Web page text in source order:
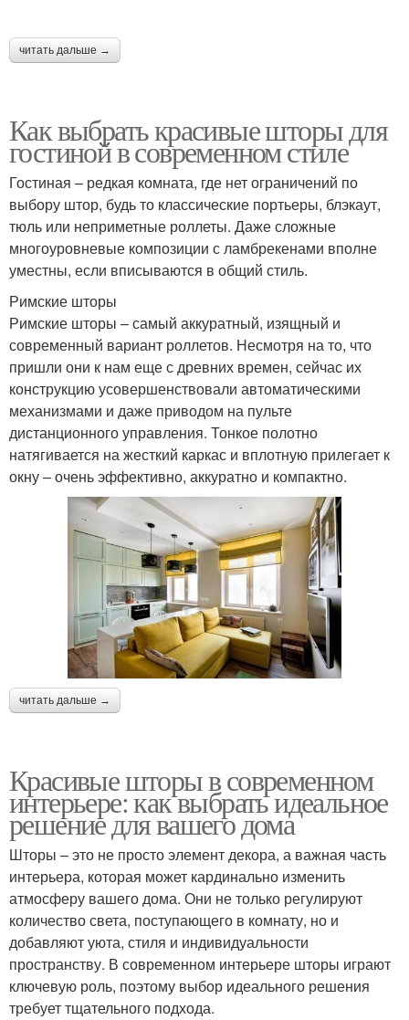
читать дальше →
Как выбрать красивые шторы для
гостиной в современном стиле
Гостиная – редкая комната, где нет ограничений по
выбору штор, будь то классические портьеры, блэкаут,
тюль или неприметные роллеты. Даже сложные
многоуровневые композиции с ламбрекенами вполне
уместны, если вписываются в общий стиль.
Римские шторы
Римские шторы – самый аккуратный, изящный и
современный вариант роллетов. Несмотря на то, что
пришли они к нам еще с древних времен, сейчас их
конструкцию усовершенствовали автоматическими
механизмами и даже приводом на пульте
дистанционного управления. Тонкое полотно
натягивается на жесткий каркас и вплотную прилегает к
окну – очень эффективно, аккуратно и компактно.
читать дальше →
Красивые шторы в современном
интерьере: как выбрать идеальное
решение для вашего дома
Шторы – это не просто элемент декора, а важная часть
интерьера, которая может кардинально изменить
атмосферу вашего дома. Они не только регулируют
количество света, поступающего в комнату, но и
добавляют уюта, стиля и индивидуальности
пространству. В современном интерьере шторы играют
ключевую роль, поэтому выбор идеального решения
требует тщательного подхода.